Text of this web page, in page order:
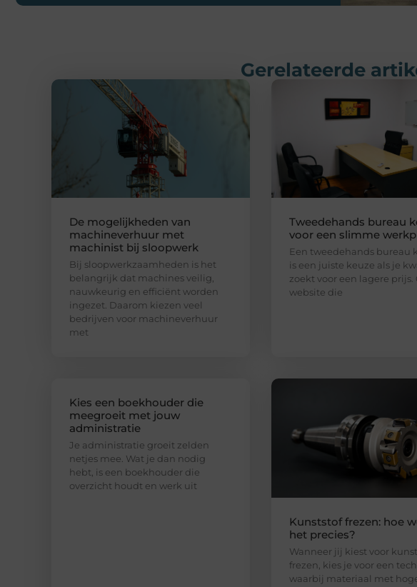
Gerelateerde
De mogelijkheden van
machineverhuur met
machinist bij sloopwerk
Bij sloopwerkzaamheden is het
belangrijk dat machines veilig,
nauwkeurig en efficiënt worden
ingezet. Daarom kiezen veel
bedrijven voor machineverhuur
met
Tweedehands bureau
voor een slimme
Een tweedehands bureau
is een juiste keuze als je
zoekt voor een lagere prijs.
website die
Kies een boekhouder die
meegroeit met jouw
administratie
Je administratie groeit zelden
netjes mee. Wat je dan nodig
hebt, is een boekhouder die
overzicht houdt en werk uit
Kunststof frezen: hoe
het precies?
Wanneer jij kiest voor
frezen, kies je voor een
waarbij materiaal met